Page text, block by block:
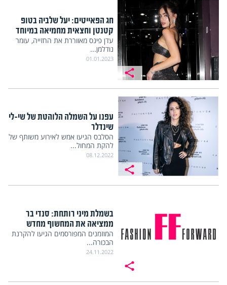
חג הפאייטים: יעל שלביה בטופ
קטנטן וחצאית מחמיאה במיוחד
עדן פינס מאווררת את החזייה, עומר
נודלמן...
01.01.2023
עפנו על השמלה הלוהטת של שי-לי
שינדלר
הסלבס הגיעו אמש לאירוע משותף של
להקת המחול...
08.12.2022
בשמלת מיני רותחת: סנדי בר
ממציאה את המחשוף מחדש
המוזמנים המפורסמים הגיעו להקרנת
הבכורה...
24.11.2022